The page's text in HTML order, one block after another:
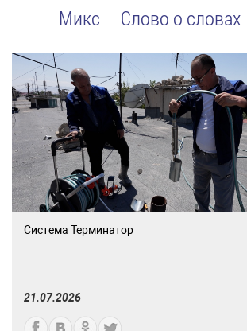
Микс
Слово о словах
Система Терминатор
21.07.2026